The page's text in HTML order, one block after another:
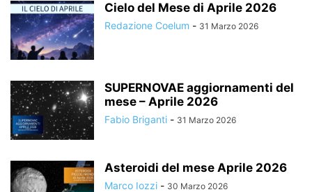
Cielo del Mese di Aprile 2026
Redazione Coelum - 31 Marzo 2026
SUPERNOVAE aggiornamenti del
mese – Aprile 2026
Fabio Briganti - 31 Marzo 2026
Asteroidi del mese Aprile 2026
Marco Iozzi - 30 Marzo 2026